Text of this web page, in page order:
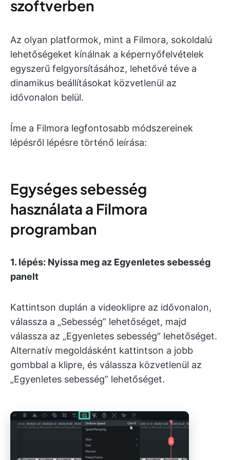
szoftverben
Az olyan platformok, mint a Filmora, sokoldalú
lehetőségeket kínálnak a képernyőfelvételek
egyszerű felgyorsításához, lehetővé téve a
dinamikus beállításokat közvetlenül az
idővonalon belül.
Íme a Filmora legfontosabb módszereinek
lépésről lépésre történő leírása:
Egységes sebesség
használata a Filmora
programban
1. lépés: Nyissa meg az Egyenletes sebesség
panelt
Kattintson duplán a videoklipre az idővonalon,
válassza a „Sebesség” lehetőséget, majd
válassza az „Egyenletes sebesség” lehetőséget.
Alternatív megoldásként kattintson a jobb
gombbal a klipre, és válassza közvetlenül az
„Egyenletes sebesség” lehetőséget.